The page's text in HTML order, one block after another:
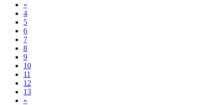
«
4
5
6
7
8
9
10
11
12
13
»